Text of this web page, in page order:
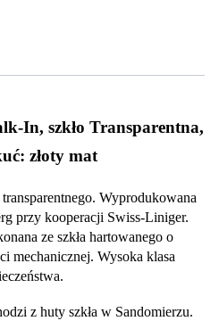
In, szkło Transparentna,
złoty mat
Wyprodukowana
przy kooperacji Swiss-Liniger.
ze szkła hartowanego o
mechanicznej. Wysoka klasa
z huty szkła w Sandomierzu.